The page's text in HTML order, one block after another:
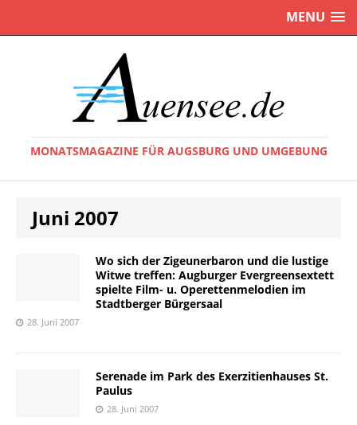
MENU
MONATSMAGAZINE FÜR AUGSBURG UND UMGEBUNG
Juni 2007
Wo sich der Zigeunerbaron und die lustige
Witwe treffen: Augburger Evergreensextett
spielte Film- u. Operettenmelodien im
Stadtberger Bürgersaal
28. Juni 2007
Serenade im Park des Exerzitienhauses St.
Paulus
28. Juni 2007